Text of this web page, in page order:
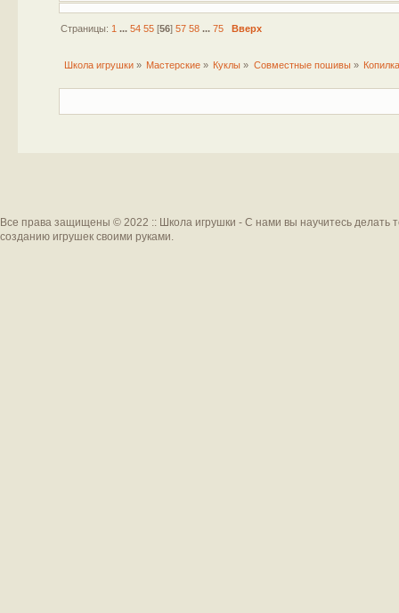
Страницы: 1 ... 54 55[56] 57 58 ... 75 Вверх
Школа игрушки» Мастерские » Куклы » Совместные пошивы»
Все права защищены © 2022 :: Школа игрушки - С нами вы научитесь делать
созданию игрушек своими руками.